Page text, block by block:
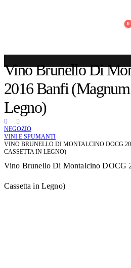
0
Vino Brunello Di
2016 Banfi (Magnum
Legno)
NEGOZIO
VINI E SPUMANTI
VINO BRUNELLO DI MONTALCINO DOCG
CASSETTA IN LEGNO)
Vino Brunello Di Montalcino DOCG
Cassetta in Legno)